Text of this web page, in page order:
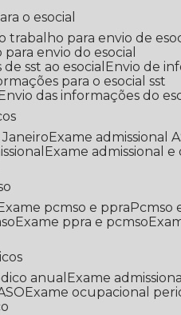
o esocial
trabalho para envio de
para envio do esocial
sst ao esocial
Envio de
para o esocial sst
Envio das informações do
Janeiro Exame admissional
Exame admissional e
Exame pcmso e ppra
Exame ppra e pcmso
anual
Exame
Exame ocupacional